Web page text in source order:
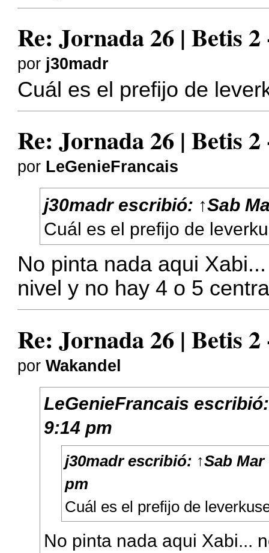
Re: Jornada 26 | Betis
por j30madr
Cuál es el prefijo de
Re: Jornada 26 | Betis
por LeGenieFrancais
j30madrescribió: ↑Sab
Cuál es el prefijo de
No pinta nada aqui
nivel y no hay 4 o 5
Re: Jornada 26 | Betis
porWakandel
LeGenieFrancais
9:14 pm
j30madrescribió: ↑Sab Mar
pm
Cuál es el prefijo de
No pinta nada aqui Xabi...